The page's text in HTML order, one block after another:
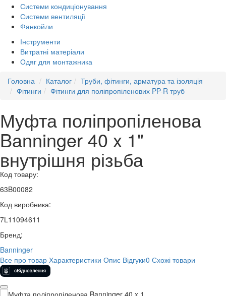
Системи кондиціонування
Системи вентиляції
Фанкойли
Інструменти
Витратні матеріали
Одяг для монтажника
Головна
Каталог
Труби, фітинги, арматура та ізоляція
Фітинги
Фітинги для поліпропіленових PP-R труб
Муфта поліпропіленова
Banninger 40 x 1"
внутрішня різьба
Код товару:
63B00082
Код виробника:
7L11094611
Бренд:
Banninger
Все про товар Характеристики Опис Відгуки0 Схожі товари